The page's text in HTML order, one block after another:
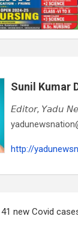
Sunil Kumar
𝘌𝘥𝘪𝘵𝘰𝘳, 𝘠𝘢𝘥𝘶
http://
new Covid